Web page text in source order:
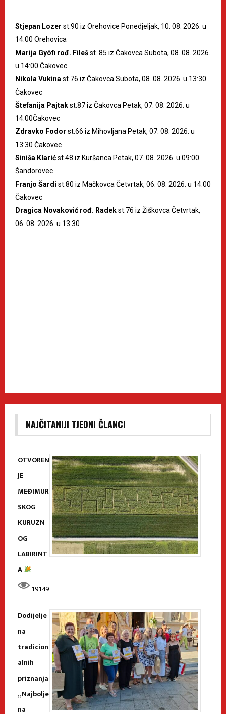
Stjepan Lozer st.90 iz Orehovice Ponedjeljak, 10. 08. 2026. u
14:00 Orehovica
Marija Gyöfi rođ. Filešst. 85 iz Čakovca Subota, 08. 08. 2026.
u 14:00 Čakovec
Nikola Vukinast.76 iz Čakovca Subota, 08. 08. 2026. u 13:30
Čakovec
Štefanija Pajtakst.87 iz Čakovca Petak, 07. 08. 2026. u
14:00Čakovec
Zdravko Fodor st.66 iz Mihovljana Petak, 07. 08. 2026. u
13:30 Čakovec
Siniša Klarićst.48 iz Kuršanca Petak, 07. 08. 2026. u 09:00
Šandorovec
Franjo Šardi st.80 iz Mačkovca Četvrtak, 06. 08. 2026. u 14:00
Čakovec
Dragica Novaković rođ. Radekst.76 iz Žiškovca Četvrtak,
06. 08. 2026. u 13:30
NAJČITANIJI TJEDNI ČLANCI
OTVOREN
JE
MEĐIMUR
SKOG
KURUZN
OG
LABIRINT
A
19149
Dodijelje
na
tradicion
alnih
priznanja
„Najbolje
na